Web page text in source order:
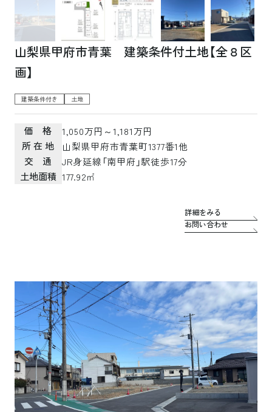
山梨県甲府市青葉 建築条件付土地【全８区
画】
建築条件付き 土地
価 格
1,050万円～1,181万円
所 在 地
山梨県甲府市青葉町1377番1他
交 通
JR身延線「南甲府」駅徒歩17分
土地面積 177.92㎡
詳細をみる
お問い合わせ